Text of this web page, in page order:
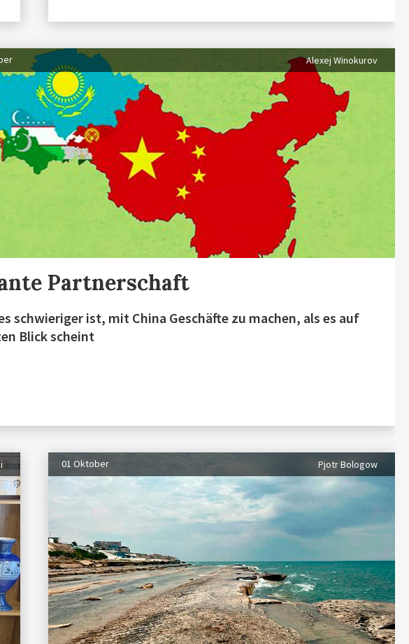
Alexej Winokurov
Partnerschaft
schwieriger ist, mit China Geschäfte zu machen, als es auf
Blick scheint
01 Oktober Pjotr Bologow